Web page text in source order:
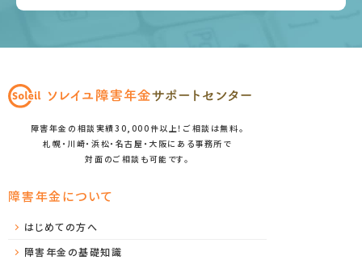
障害年金の相談実績30,000件以上！ご相談は無料。
札幌・川崎・浜松・名古屋・大阪にある事務所で
対面のご相談も可能です。
障害年金について
はじめての方へ
障害年金の基礎知識